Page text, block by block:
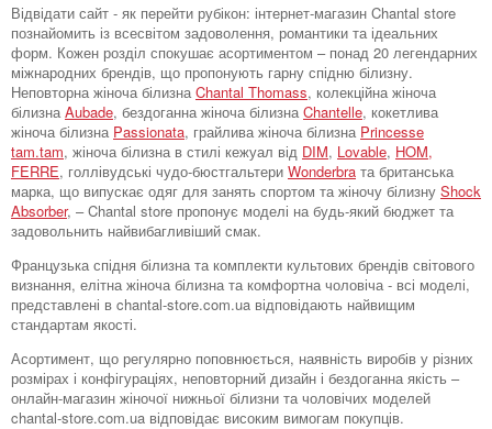
Відвідати сайт - як перейти рубікон: інтернет-магазин Chantal store
познайомить із всесвітом задоволення, романтики та ідеальних
форм. Кожен розділ спокушає асортиментом – понад 20 легендарних
міжнародних брендів, що пропонують гарну спідню білизну.
Неповторна жіноча білизна Chantal Thomass, колекційна жіноча
білизна Aubade, бездоганна жіноча білизна Chantelle, кокетлива
жіноча білизна Passionata, грайлива жіноча білизна Princesse
tam.tam, жіноча білизна в стилі кежуал від DIM, Lovable, HOM,
FERRE, голлівудські чудо-бюстгальтери Wonderbra та британська
марка, що випускає одяг для занять спортом та жіночу білизну Shock
Absorber, – Chantal store пропонує моделі на будь-який бюджет та
задовольнить найвибагливіший смак.
Французька спідня білизна та комплекти культових брендів світового
визнання, елітна жіноча білизна та комфортна чоловіча - всі моделі,
представлені в chantal-store.com.ua відповідають найвищим
стандартам якості.
Асортимент, що регулярно поповнюється, наявність виробів у різних
розмірах і конфігураціях, неповторний дизайн і бездоганна якість –
онлайн-магазин жіночої нижньої білизни та чоловічих моделей
chantal-store.com.ua відповідає високим вимогам покупців.